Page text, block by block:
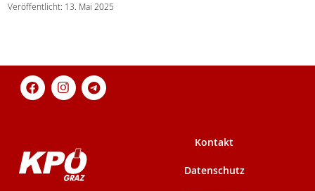
Veröffentlicht: 13. Mai 2025
Kontakt
Datenschutz